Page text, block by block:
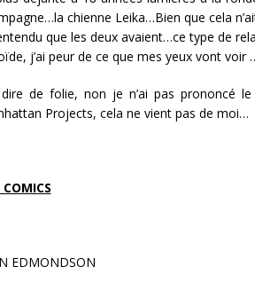
chienne Leika…Bien que cela
que les deux avaient…ce type de
j’ai peur de ce que mes yeux vont voir
de folie, non je n’ai pas prononcé
Projects, cela ne vient pas de moi…
EDMONDSON